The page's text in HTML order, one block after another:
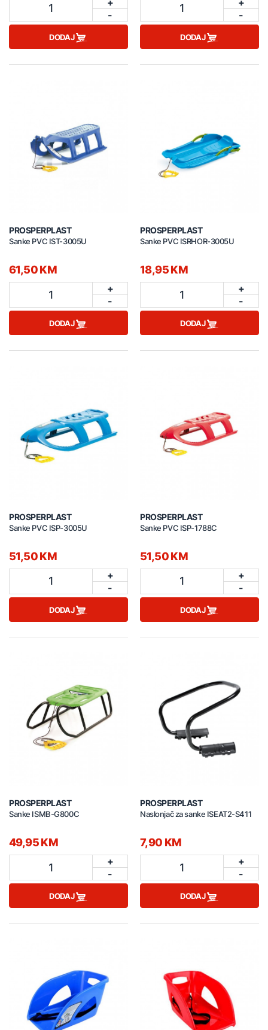
1
-
DODAJ
1
-
DODAJ
PROSPERPLAST
Sanke PVC IST-3005U
61,50 KM
1
+
-
DODAJ
PROSPERPLAST
Sanke PVC ISRHOR-3005U
18,95 KM
1
+
-
DODAJ
PROSPERPLAST
Sanke PVC ISP-3005U
51,50 KM
1
+
-
DODAJ
PROSPERPLAST
Sanke PVC ISP-1788C
51,50 KM
1
+
-
DODAJ
PROSPERPLAST
Sanke ISMB-G800C
49,95 KM
1
+
-
DODAJ
PROSPERPLAST
Naslonjač za sanke ISEAT2-S411
7,90 KM
1
+
-
DODAJ